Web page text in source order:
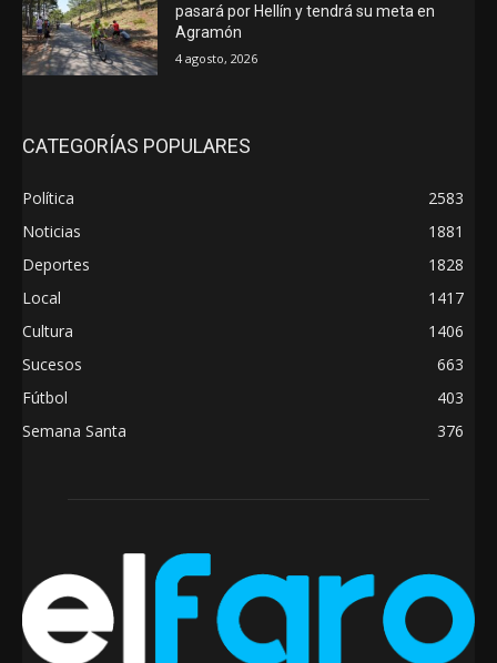
pasará por Hellín y tendrá su meta en
Agramón
4 agosto, 2026
CATEGORÍAS POPULARES
Política
2583
Noticias
1881
Deportes
1828
Local
1417
Cultura
1406
Sucesos
663
Fútbol
403
Semana Santa
376